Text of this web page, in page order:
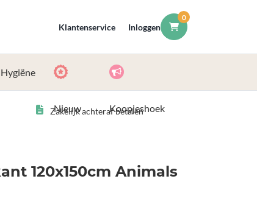
Klantenservice Inloggen
0
Nieuw Koopjeshoek
Zakelijk achteraf betalen
120x150cm Animals